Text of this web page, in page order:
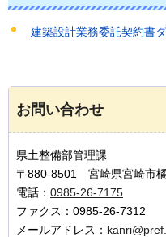
建築設計業務委託契約書
お問い合わせ
県土整備部管理課
〒880-8501 宮崎県宮崎市
電話： 0985-26-7175
ファクス：0985-26-7312
メールアドレス：